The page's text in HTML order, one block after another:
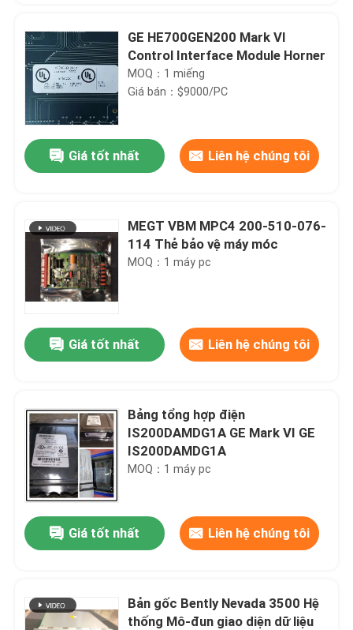
GE HE700GEN200 Mark VI
Control Interface Module Horner
MOQ：1 miếng
Giá bán：$9000/PC
Giá tốt nhất Liên hệ chúng tôi
MEGT VBM MPC4 200-510-076-
114 Thẻ bảo vệ máy móc
MOQ：1 máy pc
Giá tốt nhất Liên hệ chúng tôi
Bảng tổng hợp điện
IS200DAMDG1A GE Mark VI GE
IS200DAMDG1A
MOQ：1 máy pc
Giá tốt nhất Liên hệ chúng tôi
Bản gốc Bently Nevada 3500 Hệ
thống Mô-đun giao diện dữ liệu